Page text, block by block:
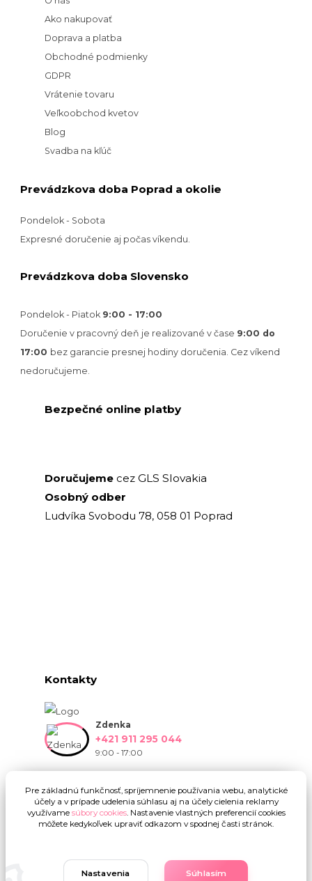
Ako nakupovať
Doprava a platba
Obchodné podmienky
GDPR
Vrátenie tovaru
Veľkoobchod kvetov
Blog
Svadba na kľúč
Prevádzkova doba Poprad a okolie
Pondelok - Sobota
Expresné doručenie aj počas víkendu.
Prevádzkova doba Slovensko
Pondelok - Piatok 9:00 - 17:00
Doručenie v pracovný deň je realizované v čase 9:00 do
17:00 bez garancie presnej hodiny doručenia. Cez víkend
nedoručujeme.
Bezpečné online platby
Doručujeme cez GLS Slovakia
Osobný odber
Ludvíka Svobodu 78, 058 01 Poprad
Kontakty
Zdenka
+421 911 295 044
9:00 - 17:00
Upravit sběr cookies.
Pre základnú funkčnosť, spríjemnenie používania webu, analytické
účely a v prípade udelenia súhlasu aj na účely cielenia reklamy
využívame súbory cookies. Nastavenie vlastných preferencií cookies
môžete kedykoľvek upraviť odkazom v spodnej časti stránok.
Nastavenia Súhlasím